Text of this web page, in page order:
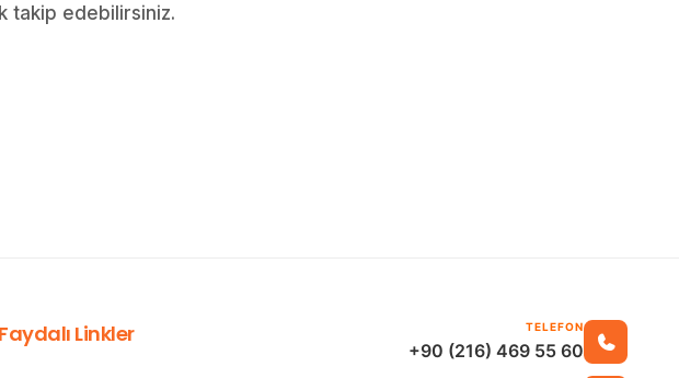
takip edebilirsiniz.
Faydalı Linkler TELEFON
+90 (216) 469 55 60